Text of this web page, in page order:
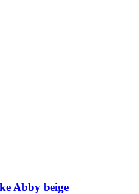
Abby beige